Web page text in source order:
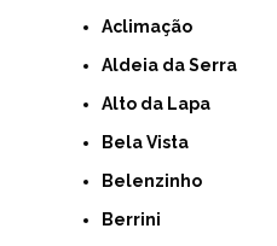
Aclimação
Aldeia da Serra
Alto da Lapa
Bela Vista
Belenzinho
Berrini